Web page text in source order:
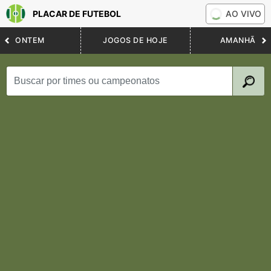
PLACAR DE FUTEBOL AO VIVO
ONTEM JOGOS DE HOJE AMANHÃ